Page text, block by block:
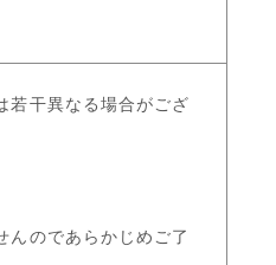
若干異なる場合がござ
んのであらかじめご了